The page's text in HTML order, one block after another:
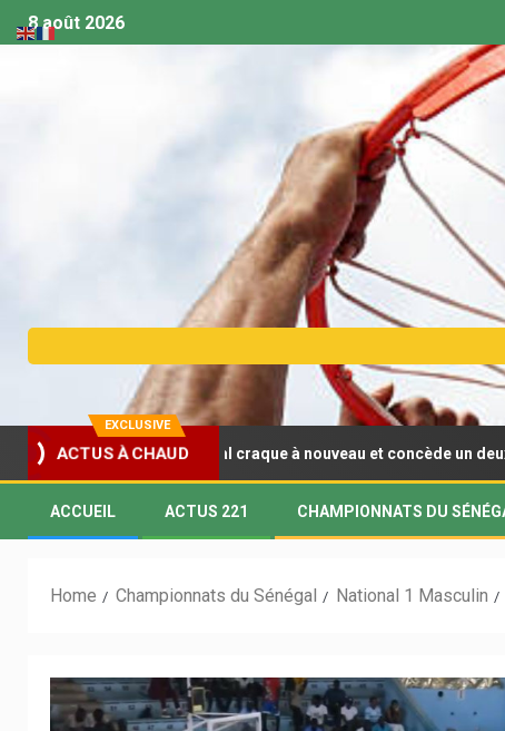
8 août 2026
EXCLUSIVE
ACTUS À CHAUD
U18 (F) : Le Sénégal craque à nouveau et concède un deuxième
ACCUEIL ACTUS 221 CHAMPIONNATS DU
Home Championnats du Sénégal National 1 Masculin